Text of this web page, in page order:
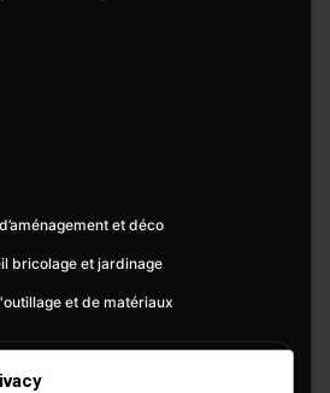
et déco
bricolage et jardinage
et de matériaux